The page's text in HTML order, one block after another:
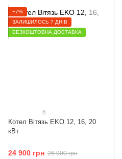
−7%
ЗАЛИШИЛОСЬ 7 ДНІВ
БЕЗКОШТОВНА ДОСТАВКА
6
Котел Вітязь ЕKO 12, 16, 20
кВт
24 900 грн 26 900 грн